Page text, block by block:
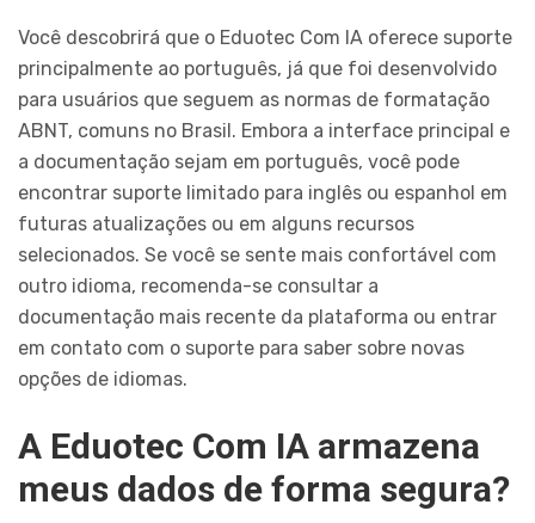
Você descobrirá que o Eduotec Com IA oferece suporte
principalmente ao português, já que foi desenvolvido
para usuários que seguem as normas de formatação
ABNT, comuns no Brasil. Embora a interface principal e
a documentação sejam em português, você pode
encontrar suporte limitado para inglês ou espanhol em
futuras atualizações ou em alguns recursos
selecionados. Se você se sente mais confortável com
outro idioma, recomenda-se consultar a
documentação mais recente da plataforma ou entrar
em contato com o suporte para saber sobre novas
opções de idiomas.
A Eduotec Com IA armazena
meus dados de forma segura?